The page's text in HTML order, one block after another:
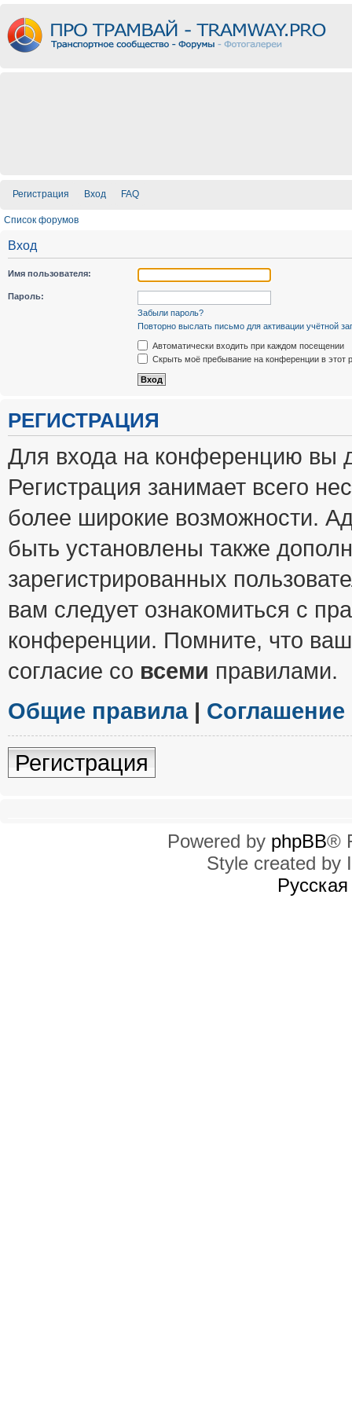
Регистрация Вход FAQ
Список форумов
Вход
Имя пользователя:
Пароль:
Забыли пароль?
Повторно выслать письмо для активации учётной
Автоматически входить при каждом посещении
Скрыть моё пребывание на конференции в этот
РЕГИСТРАЦИЯ
Для входа на конференцию вы
Регистрация занимает всего
более широкие возможности.
быть установлены также
зарегистрированных
вам следует ознакомиться с
конференции. Помните, что
согласие со всеми правилами.
Общие правила|
Регистрация
Powered by phpBB®
Style created by